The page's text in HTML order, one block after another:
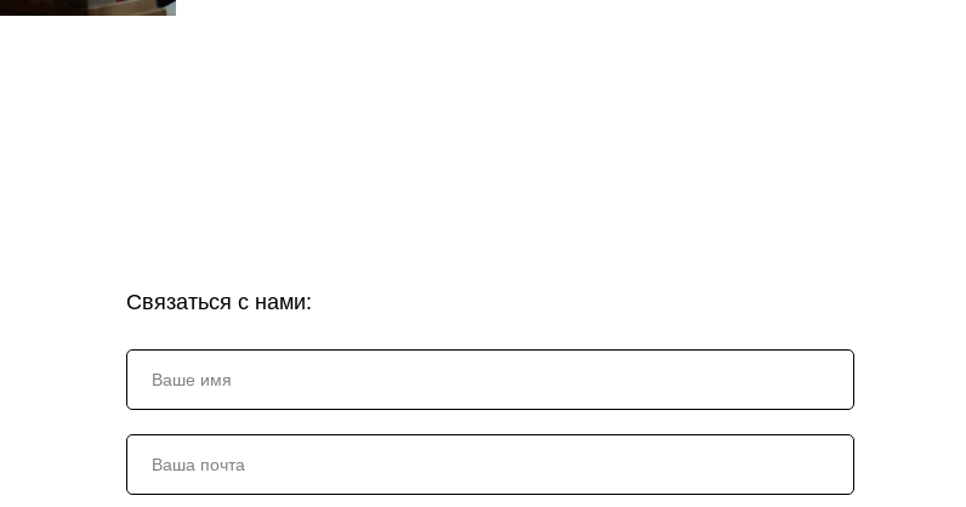
Связаться с нами: